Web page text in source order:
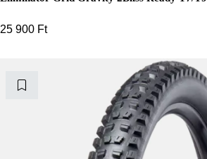
25 900 Ft